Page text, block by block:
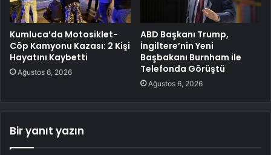
Kumluca’da Motosiklet-
Cöp Kamyonu Kazası: 2 Kişi
Hayatını Kaybetti
Ağustos 6, 2026
ABD Başkanı Trump,
İngiltere’nin Yeni
Başbakanı Burnham ile
Telefonda Görüştü
Ağustos 6, 2026
Bir yanıt yazın